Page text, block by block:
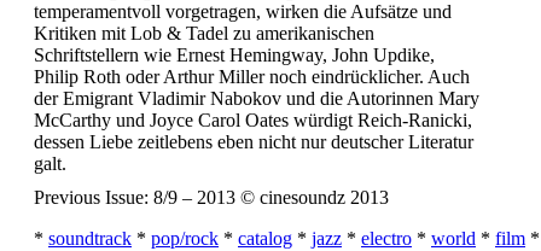
temperamentvoll vorgetragen, wirken die Aufsätze und
Kritiken mit Lob & Tadel zu amerikanischen
Schriftstellern wie Ernest Hemingway, John Updike,
Philip Roth oder Arthur Miller noch eindrücklicher. Auch
der Emigrant Vladimir Nabokov und die Autorinnen Mary
McCarthy und Joyce Carol Oates würdigt Reich-Ranicki,
dessen Liebe zeitlebens eben nicht nur deutscher Literatur
galt.
Previous Issue: 8/9 – 2013 © cinesoundz 2013
* soundtrack * pop/rock * catalog * jazz * electro * world * film